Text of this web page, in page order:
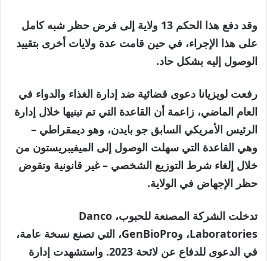
وقد دفع هذا الحكم 13 ولاية إلى فرض حظر شبه كامل
على هذا الإجراء، في حين قامت عدة ولايات أخرى بتقييد
الوصول إليه بشكل حاد.
رفعت لويزيانا دعوى قضائية ضد إدارة الغذاء والدواء في
العام الماضي، زاعمة أن القاعدة التي تم تبنيها خلال إدارة
الرئيس الأمريكي السابق جو بايدن، وهو ديمقراطي –
وهي القاعدة التي سهلت الوصول إلى الميفيبريستون من
خلال إلغاء شرط التوزيع الشخصي – غير قانونية وتقوض
حظر الإجهاض في الولاية.
تدخلت الشركة المصنعة للحبوب، Danco
Laboratories، وGenBioPro، التي تصنع نسخة عامة،
في الدعوى للدفاع عن لائحة 2023. واستشهدت إدارة